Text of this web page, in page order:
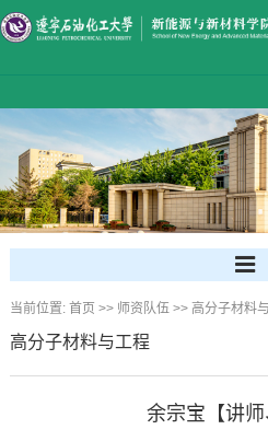
当前位置: 首页 >> 师资队伍 >> 高分子材料
高分子材料与工程
余宗宝【讲师